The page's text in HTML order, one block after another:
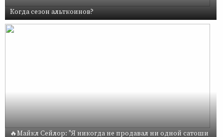
Когда сезон альткоинов?
🔥Майкл Сейлор: "Я никогда не продавал ни одной сатоши